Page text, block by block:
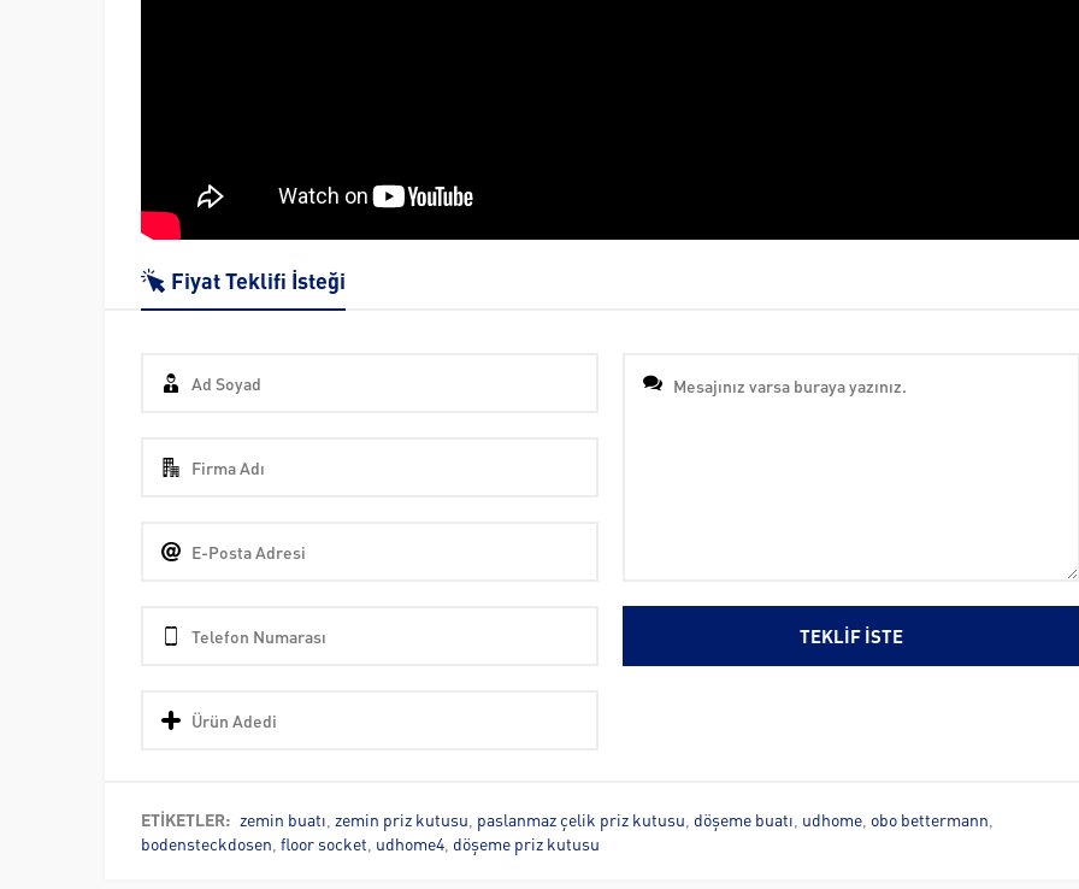
Fiyat Teklifi İsteği
ETİKETLER: zemin buatı zemin priz kutusu paslanmaz çelik priz kutusu döşeme buatı udhome obo bettermann
bodensteckdosen floor socket udhome4 döşeme priz kutusu